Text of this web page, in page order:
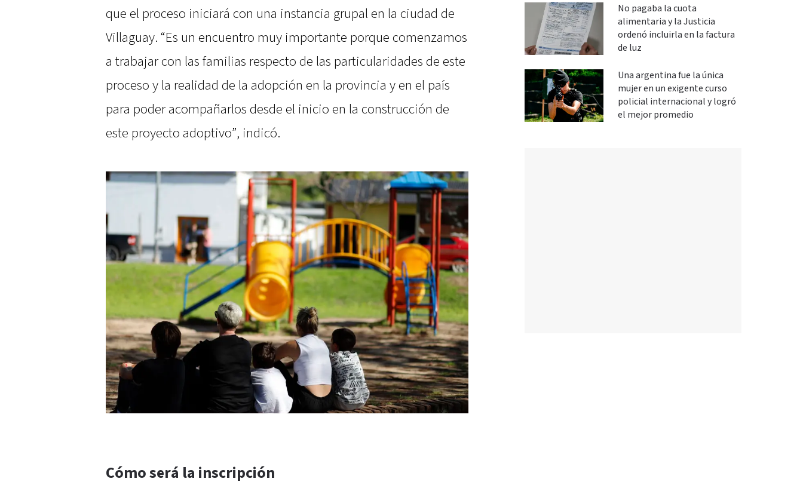
que el proceso iniciará con una instancia grupal en la ciudad de
Villaguay. “Es un encuentro muy importante porque comenzamos
a trabajar con las familias respecto de las particularidades de este
proceso y la realidad de la adopción en la provincia y en el país
para poder acompañarlos desde el inicio en la construcción de
este proyecto adoptivo”, indicó.
Cómo será la inscripción
No pagaba la cuota
alimentaria y la Justicia
ordenó incluirla en la factura
de luz
Una argentina fue la única
mujer en un exigente curso
policial internacional y logró
el mejor promedio